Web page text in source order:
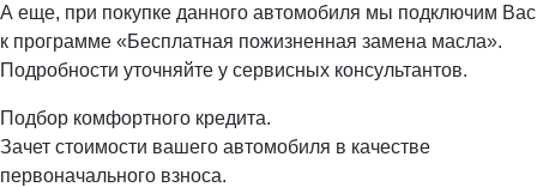
А еще, при покупке данного автомобиля мы подключим Вас
к программе «Бесплатная пожизненная замена масла».
Подробности уточняйте у сервисных консультантов.
Подбор комфортного кредита.
Зачет стоимости вашего автомобиля в качестве
первоначального взноса.